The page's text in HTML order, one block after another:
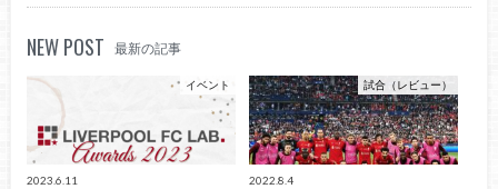
NEW POST 最新の記事
イベント
2023.6.11
試合（レビュー）
2022.8.4